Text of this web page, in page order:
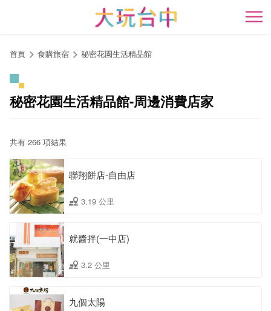
開
首頁 食購旅宿 秘密花園生活精品館
秘密花園生活精品館-周邊消費店家
共有 266 項結果
聯翔餅店-自由店
3.19 公里
就醬拌(一中店)
3.2 公里
九個太陽